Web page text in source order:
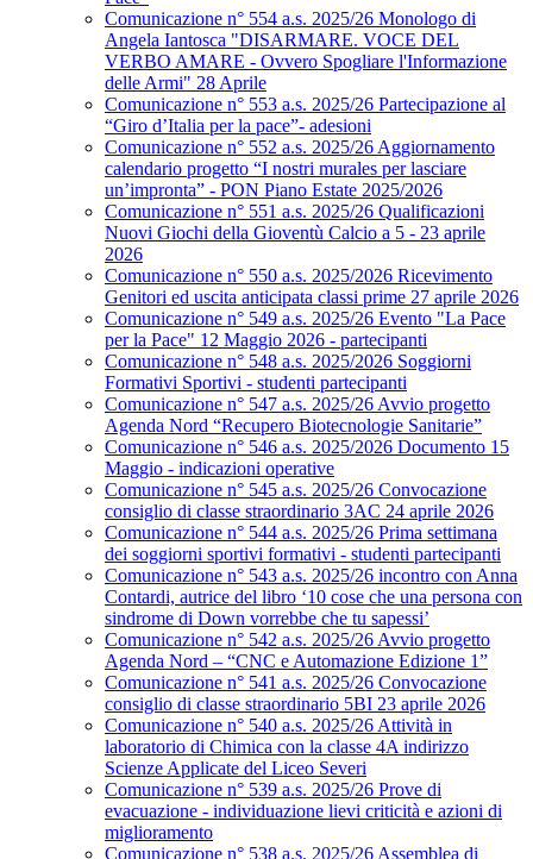
Comunicazione n° 554 a.s. 2025/26 Monologo di
Angela Iantosca "DISARMARE. VOCE DEL
VERBO AMARE - Ovvero Spogliare l'Informazione
delle Armi" 28 Aprile
Comunicazione n° 553 a.s. 2025/26 Partecipazione al
“Giro d’Italia per la pace”- adesioni
Comunicazione n° 552 a.s. 2025/26 Aggiornamento
calendario progetto “I nostri murales per lasciare
un’impronta” - PON Piano Estate 2025/2026
Comunicazione n° 551 a.s. 2025/26 Qualificazioni
Nuovi Giochi della Gioventù Calcio a 5 - 23 aprile
2026
Comunicazione n° 550 a.s. 2025/2026 Ricevimento
Genitori ed uscita anticipata classi prime 27 aprile 2026
Comunicazione n° 549 a.s. 2025/26 Evento "La Pace
per la Pace" 12 Maggio 2026 - partecipanti
Comunicazione n° 548 a.s. 2025/2026 Soggiorni
Formativi Sportivi - studenti partecipanti
Comunicazione n° 547 a.s. 2025/26 Avvio progetto
Agenda Nord “Recupero Biotecnologie Sanitarie”
Comunicazione n° 546 a.s. 2025/2026 Documento 15
Maggio - indicazioni operative
Comunicazione n° 545 a.s. 2025/26 Convocazione
consiglio di classe straordinario 3AC 24 aprile 2026
Comunicazione n° 544 a.s. 2025/26 Prima settimana
dei soggiorni sportivi formativi - studenti partecipanti
Comunicazione n° 543 a.s. 2025/26 incontro con Anna
Contardi, autrice del libro ‘10 cose che una persona con
sindrome di Down vorrebbe che tu sapessi’
Comunicazione n° 542 a.s. 2025/26 Avvio progetto
Agenda Nord – “CNC e Automazione Edizione 1”
Comunicazione n° 541 a.s. 2025/26 Convocazione
consiglio di classe straordinario 5BI 23 aprile 2026
Comunicazione n° 540 a.s. 2025/26 Attività in
laboratorio di Chimica con la classe 4A indirizzo
Scienze Applicate del Liceo Severi
Comunicazione n° 539 a.s. 2025/26 Prove di
evacuazione - individuazione lievi criticità e azioni di
miglioramento
Comunicazione n° 538 a.s. 2025/26 Assemblea di